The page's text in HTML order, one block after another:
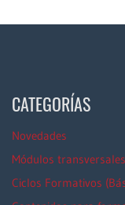
CATEGORÍAS
Novedades
Módulos transversales
Ciclos Formativos